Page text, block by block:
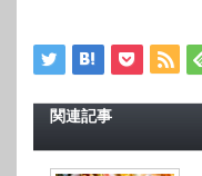
関連記事